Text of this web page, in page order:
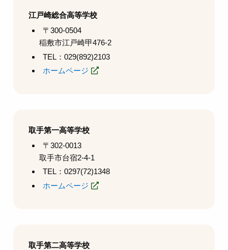
江戸崎総合高等学校
〒300-0504
稲敷市江戸崎甲476-2
TEL：029(892)2103
ホームページ
取手第一高等学校
〒302-0013
取手市台宿2-4-1
TEL：0297(72)1348
ホームページ
取手第二高等学校